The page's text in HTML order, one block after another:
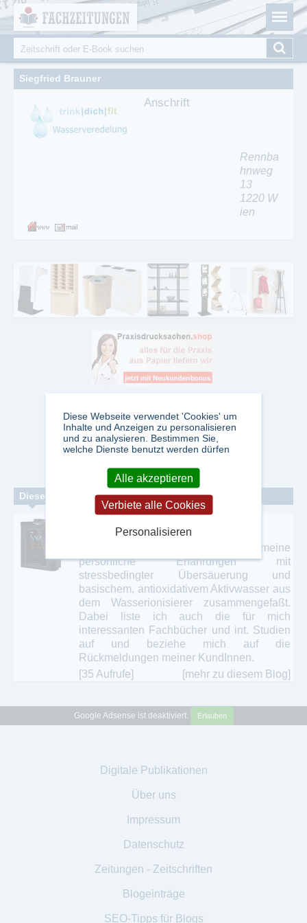
Fachzeitungen.de - Das unabhängige Portal für
Fachmagazine Fachpublikationen & eBooks
Suchformular
Suche
Siegfried Brauner
Anschrift
Rennba
hnweg
13
1220 W
ien
Dieser Blogger veröffentlicht folgende Fachblogs:
Ich habe in meinem BLOG meine
persönliche Erfahrungen mit
stressbedingter Übersäuerung und
basischem, antioxidativem Aktivwasser aus
dem Wasserionisierer zusammengefaßt.
Dabei liste ich auch die für mich
interessanten Fachbücher und int. Studien
auf und beziehe mich auf die
Rückmeldungen meiner KundInnen.
[35 Aufrufe]
[mehr zu diesem Blog]
Google Adsense ist deaktiviert. Erlauben
Digitale Publikationen
Über uns
Impressum
Datenschutz
Zeitungen - Zeitschriften
Blogeinträge
SEO-Tipps für Blogs
Cookie-Einstellungen
Diese Webseite verwendet 'Cookies' um
Inhalte und Anzeigen zu personalisieren
und zu analysieren. Bestimmen Sie,
welche Dienste benutzt werden dürfen
Alle akzeptieren
Verbiete alle Cookies
Personalisieren